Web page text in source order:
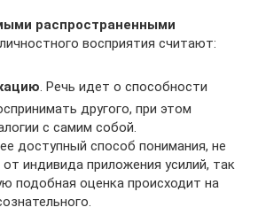
распространенными
восприятия считают:
. Речь идет о способности
другого, при этом
с самим собой.
доступный способ понимания, не
индивида приложения усилий, так
подобная оценка происходит на